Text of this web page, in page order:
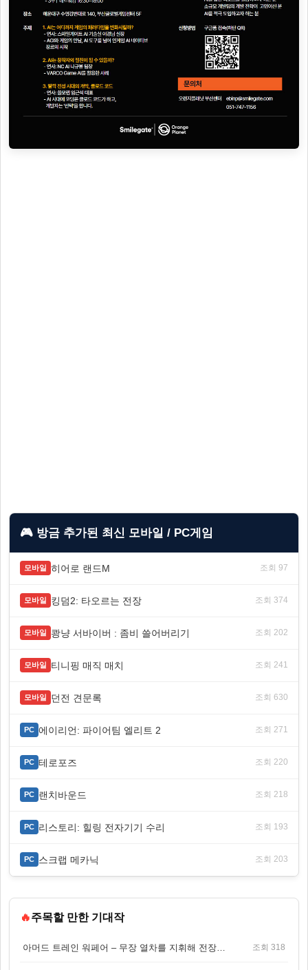
🎮 방금 추가된 최신 모바일 / PC게임
모바일 히어로 랜드M 조회 97
모바일 킹덤2: 타오르는 전장 조회 374
모바일 쾅냥 서바이버 : 좀비 쓸어버리기 조회 202
모바일 티니핑 매직 매치 조회 241
모바일 던전 견문록 조회 630
PC 에이리언: 파이어팀 엘리트 2 조회 271
PC 테로포즈 조회 220
PC 랜치바운드 조회 218
PC 리스토리: 힐링 전자기기 수리 조회 193
PC 스크랩 메카닉 조회 203
🔥주목할 만한 기대작
조회 318